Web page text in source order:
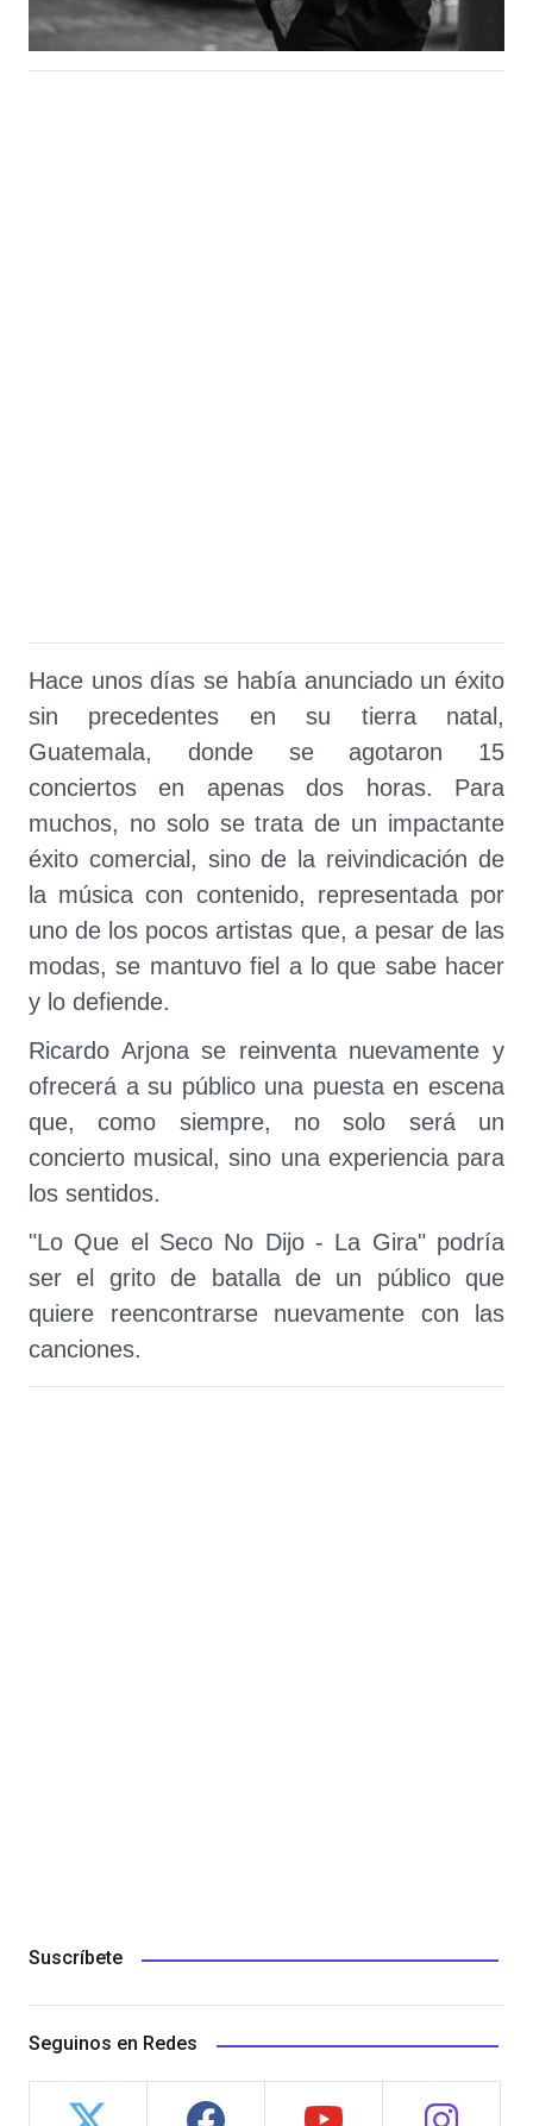
Hace unos días se había anunciado un éxito
sin precedentes en su tierra natal,
Guatemala, donde se agotaron 15
conciertos en apenas dos horas. Para
muchos, no solo se trata de un impactante
éxito comercial, sino de la reivindicación de
la música con contenido, representada por
uno de los pocos artistas que, a pesar de las
modas, se mantuvo fiel a lo que sabe hacer
y lo defiende.
Ricardo Arjona se reinventa nuevamente y
ofrecerá a su público una puesta en escena
que, como siempre, no solo será un
concierto musical, sino una experiencia para
los sentidos.
"Lo Que el Seco No Dijo - La Gira" podría
ser el grito de batalla de un público que
quiere reencontrarse nuevamente con las
canciones.
Suscríbete
Seguinos en Redes